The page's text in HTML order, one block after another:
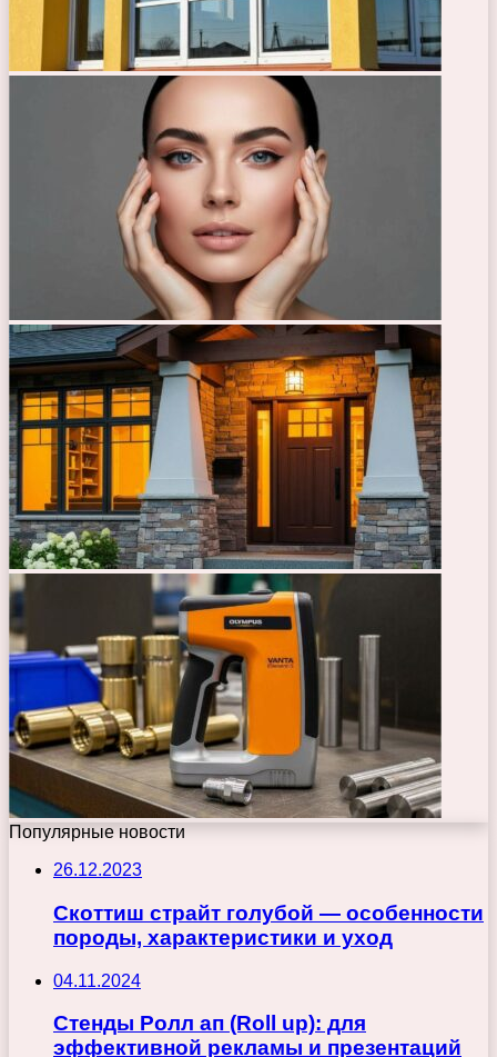
Популярные новости
26.12.2023
Скоттиш страйт голубой — особенности
породы, характеристики и уход
04.11.2024
Стенды Ролл ап (Roll up): для
эффективной рекламы и презентаций